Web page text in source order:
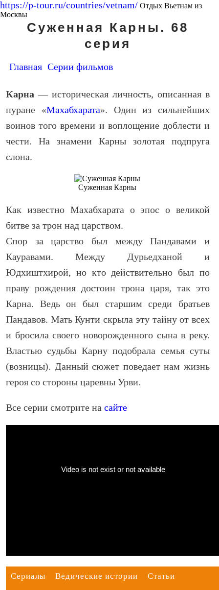
https://p-tour.ru/countries/vetnam/ Отдых Вьетнам из
Москвы
Суженная Карны. 68
серия
Главная Серии фильмов
Карна — историческая личность, описанная в
пуране «Махабхарата». Один из сильнейших
воинов того времени и воплощение доблести и
чести. На знамени Карны золотая подпруга
слона.
Суженная Карны
Как известно Махабхарата о эпос о великой
битве за трон над царством.
Спор за царство был между Пандавами и
Кауравами. Между Дурьедханой и
Юдхиштхирой, но кто действительно был по
праву рождения достоин трона царя, так это
Карна. Ведь он был старшим среди братьев
Пандавов. Мать Кунти скрыла эту тайну от всех
и бросила своего новорожденного сына в реку.
Властью судьбы Карну подобрала семья суты
(возницы). Данный сюжет поведает нам жизнь
героя со стороны царевны Урви.
Все серии смотрите на сайте
Сериалы Ведические истории Статьи